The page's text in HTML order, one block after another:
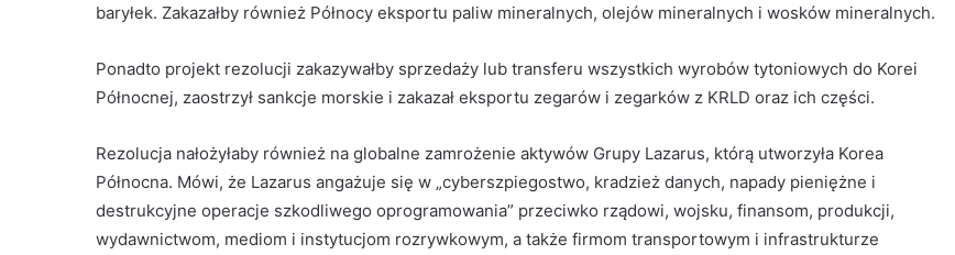
baryłek. Zakazałby również Północy eksportu paliw mineralnych, olejów mineralnych i wosków mineralnych.
Ponadto projekt rezolucji zakazywałby sprzedaży lub transferu wszystkich wyrobów tytoniowych do Korei
Północnej, zaostrzył sankcje morskie i zakazał eksportu zegarów i zegarków z KRLD oraz ich części.
Rezolucja nałożyłaby również na globalne zamrożenie aktywów Grupy Lazarus, którą utworzyła Korea
Północna. Mówi, że Lazarus angażuje się w „cyberszpiegostwo, kradzież danych, napady pieniężne i
destrukcyjne operacje szkodliwego oprogramowania” przeciwko rządowi, wojsku, finansom, produkcji,
wydawnictwom, mediom i instytucjom rozrywkowym, a także firmom transportowym i infrastrukturze